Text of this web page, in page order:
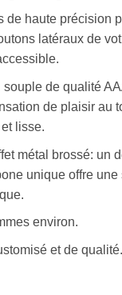
de haute précision
latéraux de
souple de qualité
de plaisir au
lisse.
métal brossé: un
unique offre
environ.
et de qualité.